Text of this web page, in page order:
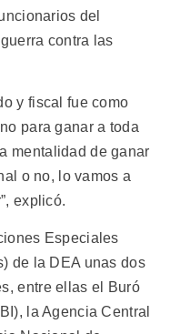
del
contra las
y fiscal fue como
para ganar a toda
mentalidad de ganar
o no, lo vamos a
explicó.
Especiales
de la DEA unas dos
entre ellas el Buró
la Agencia Central